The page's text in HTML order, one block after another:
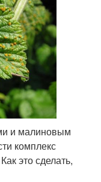
и малиновым
комплекс
это сделать,